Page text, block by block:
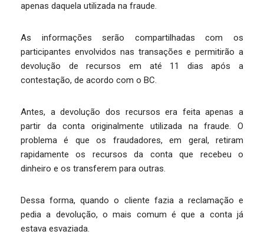
apenas daquela utilizada na fraude.
As informações serão compartilhadas com os
participantes envolvidos nas transações e permitirão a
devolução de recursos em até 11 dias após a
contestação, de acordo com o BC.
Antes, a devolução dos recursos era feita apenas a
partir da conta originalmente utilizada na fraude. O
problema é que os fraudadores, em geral, retiram
rapidamente os recursos da conta que recebeu o
dinheiro e os transferem para outras.
Dessa forma, quando o cliente fazia a reclamação e
pedia a devolução, o mais comum é que a conta já
estava esvaziada.